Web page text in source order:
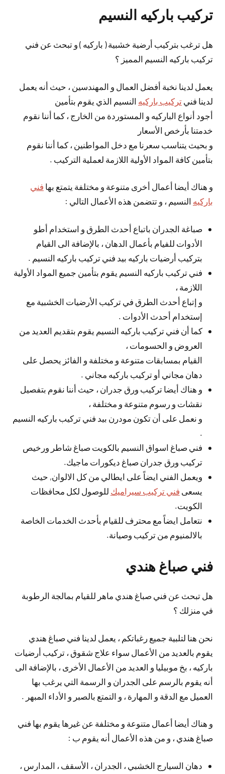
تركيب باركيه النسيم
هل ترغب بتركيب أرضية خشبية ( باركيه ) و تبحث عن فني
تركيب باركيه النسيم المميز ؟
يعمل لدينا نخبة أفضل العمال و المهندسين ، حيث أنه يعمل
لدينا فني تركيب باركيه النسيم الذي يقوم بتأمين
أجود أنواع الباركيه و المستوردة من الخارج ، كما أننا نقوم
خدمتنا بأرخص الأسعار
و بحيث يتناسب سعرنا مع دخل المواطنين ، كما أننا نقوم
بتأمين كافة المواد الأولية اللازمة لعملية التركيب .
و هناك أيضا أعمال أخرى متنوعة و مختلفة يتمتع بها فني
باركيه النسيم ، و تتضمن هذه الأعمال التالي :
صباغة الجدران باتباع أحدث الطرق و استخدام أطو
الأدوات للفيام بأعمال الدهان ، بالإضافة الى القيام
بتركيب أرضيات باركيه بيد فني تركيب باركيه النسيم .
فني تركيب باركيه النسيم يقوم بتأمين جميع المواد الأولية
اللازمة ،
و إتباع أحدث الطرق في تركيب الأرضيات الخشبية مع
إستخدام أحدث الأدوات .
كما أن فني تركيب باركيه النسيم يقوم بتقديم العديد من
العروض و الحسومات ،
القيام بمسابقات متنوعة و مختلفة و الفائز يحصل على
دهان مجاني أو تركيب باركيه مجاني .
و هناك أيضا تركيب ورق جدران ، حيث أننا نقوم بتفصيل
نقشات و رسوم متنوعة و مختلفة ،
و نعمل على أن تكون مودرن بيد فني تركيب باركيه النسيم
.
فني صباغ اسواق النسيم بالكويت صباغ شاطر ورخيص
تركيب ورق جدران صباغ ديكورات ماجيك.
ويعمل الفني ايضاً على ايطالي من كل الالوان, حيث
يسعى فني تركيب سيراميك للوصول لكل محافظات
الكويت.
نتعامل ايضاً مع محترف للقيام بأحدث الخدمات الخاصة
بالالمنيوم من تركيب وصيانة.
فني صباغ هندي
هل تبحث عن فني صباغ هندي ماهر للقيام بمالجة الرطوبة
في منزلك ؟
نحن هنا لتلبية جميع رغباتكم ، يعمل لدينا فني صباغ هندي
يقوم بالعديد من الأعمال سواء علاج شقوق ، تركيب أرضيات
باركيه ، بخ موبيليا و العديد من الأعمال الأخرى ، بالإضافة الى
أنه يقوم بالرسم على الجدران و الرسمة التي يرغب بها
العميل مع الدقة و المهارة ، و التمتع بالصبر و الأداء المبهر .
و هناك أيضا أعمال متنوعة و مختلفة عن غيرها يقوم بها فني
صباغ هندي ، و من هذه الأعمال أنه يقوم ب :
دهان السيارج الخشبي ، الجدران ، الأسقف ، المدارس ،